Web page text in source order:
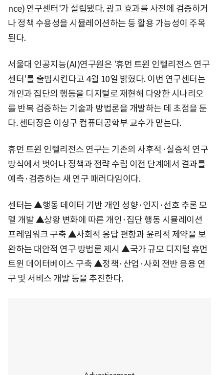
nce) 연구센터'가 설립됐다. 광고 효과를 사전에 검증하거
나 정책 수용성을 시뮬레이션하는 등 활용 가능성이 주목
된다.
서울대 인공지능(AI)연구원은 '휴먼 트윈 인텔리전스 연구
센터'를 출범시킨다고 4월 10일 밝혔다. 이번 연구센터는
개인과 집단의 행동을 디지털로 재현해 다양한 시나리오
를 반복 검증하는 기술과 방법론을 개발하는 데 초점을 둔
다. 센터장은 이상구 컴퓨터공학부 교수가 맡는다.
휴먼 트윈 인텔리전스 연구는 기존의 사후적·실증적 연구
방식에서 벗어나 정책과 전략 수립 이전 단계에서 결과를
예측·검증하는 새 연구 패러다임이다.
센터는 ▲행동 데이터 기반 개인 성향·인지·선호 추론 모
델 개발 ▲상황 변화에 따른 개인·집단 행동 시뮬레이션
프레임워크 구축 ▲사회적 응답 편향과 윤리적 제약을 보
완하는 대안적 연구 방법론 제시 ▲국가 규모 디지털 휴먼
트윈 데이터베이스 구축 ▲정책·산업·사회 전반 응용 연
구 및 서비스 개발 등을 추진한다.